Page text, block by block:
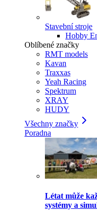
Stavební stroje
Hobby
Oblíbené značky
RMT models
Kavan
Traxxas
Yeah Racing
Spektrum
XRAY
HUDY
Všechny značky
Poradna
Létat může
systémy a